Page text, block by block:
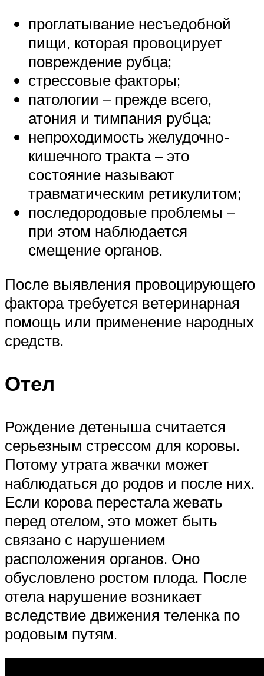
проглатывание несъедобной
пищи, которая провоцирует
повреждение рубца;
стрессовые факторы;
патологии – прежде всего,
атония и тимпания рубца;
непроходимость желудочно-
кишечного тракта – это
состояние называют
травматическим ретикулитом;
последородовые проблемы –
при этом наблюдается
смещение органов.
После выявления провоцирующего
фактора требуется ветеринарная
помощь или применение народных
средств.
Отел
Рождение детеныша считается
серьезным стрессом для коровы.
Потому утрата жвачки может
наблюдаться до родов и после них.
Если корова перестала жевать
перед отелом, это может быть
связано с нарушением
расположения органов. Оно
обусловлено ростом плода. После
отела нарушение возникает
вследствие движения теленка по
родовым путям.